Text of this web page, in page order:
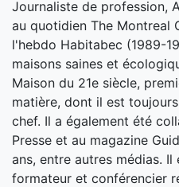
Journaliste de profession,
au quotidien The Montreal
l'hebdo Habitabec (1989-
maisons saines et
Maison du 21e siècle,
matière, dont il est
chef. Il a également été
Presse et au magazine
ans, entre autres médias. Il
formateur et conférencier